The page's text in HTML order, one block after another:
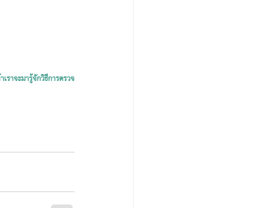
เราจะมารู้จักวิธีการตรวจ